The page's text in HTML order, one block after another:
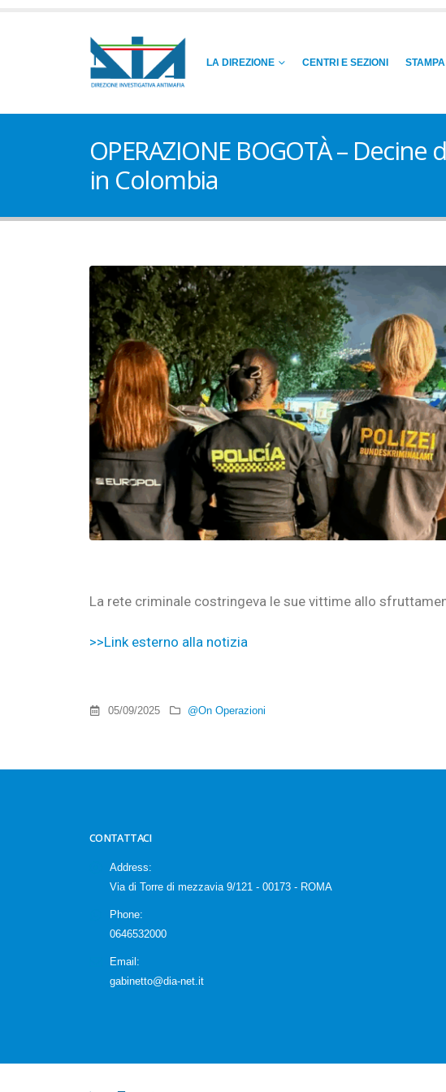
LA DIREZIONE CENTRI E SEZIONI STAMPA
OPERAZIONE BOGOTÀ –
in Colombia
La rete criminale costringeva le sue vittime allo
>>Link esterno alla notizia
05/09/2025 @On Operazioni
CONTATTACI
Address:
Via di Torre di mezzavia 9/121 - 00173 - ROMA
Phone:
0646532000
Email:
gabinetto@dia-net.it